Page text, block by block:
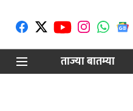
ताज्या बातम्या